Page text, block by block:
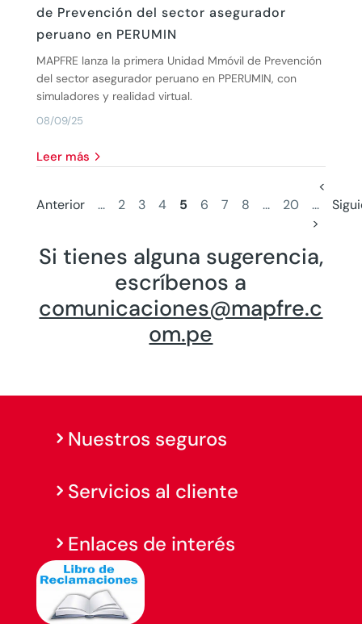
de Prevención del sector asegurador
peruano en PERUMIN
08/09/25
MAPFRE lanza la primera Unidad Mmóvil de Prevención
del sector asegurador peruano en PPERUMIN, con
simuladores y realidad virtual.
leer más
<
Anterior
... 2 3 4 5 6 7 8 ... 20 ...
>
Si tienes alguna sugerencia,
escríbenos a
comunicaciones@mapfre.c
om.pe
Nuestros seguros
Servicios al cliente
Enlaces de interés